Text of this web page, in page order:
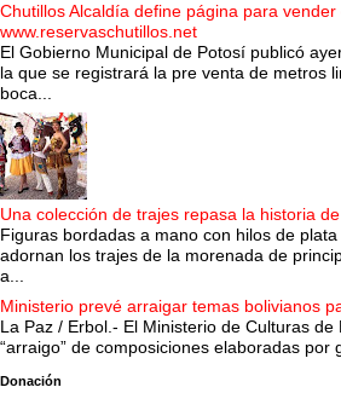
Chutillos Alcaldía define página para vender
www.reservaschutillos.net
El Gobierno Municipal de Potosí publicó
la que se registrará la pre venta de metros
boca...
Una colección de trajes repasa la historia
Figuras bordadas a mano con hilos de
adornan los trajes de la morenada de
a...
Ministerio prevé arraigar temas bolivianos
La Paz / Erbol.- El Ministerio de Culturas de
“arraigo” de composiciones elaboradas por
Donación